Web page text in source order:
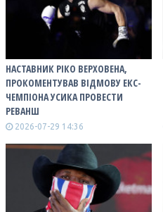
НАСТАВНИК РІКО ВЕРХОВЕНА,
ПРОКОМЕНТУВАВ ВІДМОВУ ЕКС-
ЧЕМПІОНА УСИКА ПРОВЕСТИ
РЕВАНШ
2026-07-29 14:36